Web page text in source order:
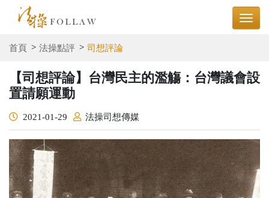
首頁 法操點評 司想評論
【司想評論】台灣民主的濫觴：台灣議會設
置請願運動
2021-01-29 法操司想傳媒